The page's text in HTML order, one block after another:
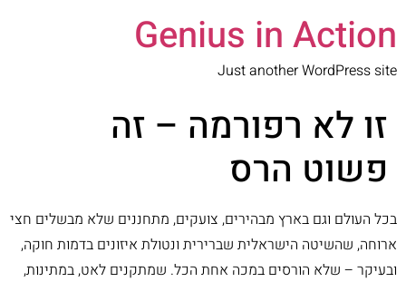
Genius in Action
Just another WordPress site
זו לא רפורמה – זה
פשוט הרס
בכל העולם וגם בארץ מבהירים, צועקים, מתחננים שלא מבשלים חצי
ארוחה, שהשיטה הישראלית שברירית ונטולת איזונים בדמות חוקה,
ובעיקר – שלא הורסים במכה אחת הכל. שמתקנים לאט, במתינות,